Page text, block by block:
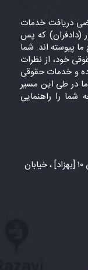
دریافت خدمات
(دادفران) که پس
پیوسته اند. شما
خود، از نظرات
و خدمات حقوقی
ما در طی این مسیر
شما را راهنمایی
شهر مشهد، بلوار سجاد ، خیابان خیام جنوبی ۱۰ [بهزاد] ، خیابان